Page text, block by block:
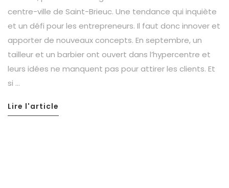
centre-ville de Saint-Brieuc. Une tendance qui inquiète
et un défi pour les entrepreneurs. Il faut donc innover et
apporter de nouveaux concepts. En septembre, un
tailleur et un barbier ont ouvert dans l’hypercentre et
leurs idées ne manquent pas pour attirer les clients. Et
si …
Lire l'article